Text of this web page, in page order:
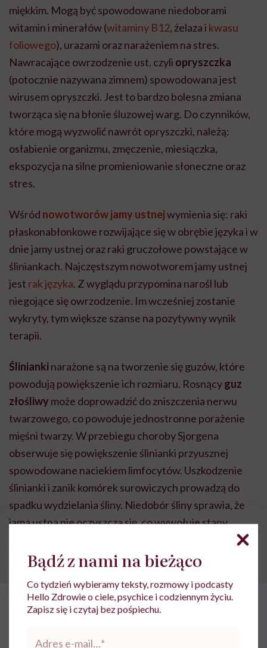
miękkim. Mogą być spowodowane niedoborami
witamin i minerałów (witaminy B12, żelaza i kwasu
foliowego), urazami oraz narażeniem na stres.
Nawracające owrzodzenie ust, czyli opryszczka
(potocznie nazywana zimnem) spowodowana jest
wirusem opryszczki. Jest to bardzo bolesna zmiana
tworząca się na błonie śluzowej warg. Do czynników,
które mogą wyzwolić nawrót opryszczki, należą:
osłabienie organizmu, zmęczenie, miesiączka,
ekspozycja na silne promieniowanie słoneczne oraz
stres.
Wśród nowotworów jamy ustnejwymienia się: raki
płaskonabłonkowe rozwijające się w obrębie języka i w
dnie jamy ustnej oraz raki gruczołowe powstające w
śliniankach. Najczęstszym nowotworem jamy ustnej
jest rak języka. Z wyglądu przypomina narośl lub
niegojące się owrzodzenie. Im wcześniej zostanie
wykryty, tym większe szanse na pozytywny wynik
terapii.
Ślinianki narażone są na tworzenie się guzów, które
powodują powiększenie ich rozmiaru. Rosnącyguz
złośliwy może doprowadzić do zniszczenia nerwu
twarzowego, co powoduje jednostronne porażenie
mięśni twarzy. W przebiegu choroby Sjorgena
obserwuje się powiększenie ślinianki przyusznej
spowodowane naciekiem limfocytów. Uszkodzenie
ślinianki i zanik komórek surowiczych prowadzą do
spadku wydzielania śliny. Niedobór śliny sprawia, że
jama ustna nie oczyszcza się, co wywołuje stany
zębów.
POLECAMY
Dlaczego afty wracają i jak sobie
Bądź z nami na bieżąco
Co tydzień wybieramy teksty, rozmowy i podcasty
Hello Zdrowie o ciele, psychice i codziennym życiu.
Zapisz się i czytaj bez pośpiechu.